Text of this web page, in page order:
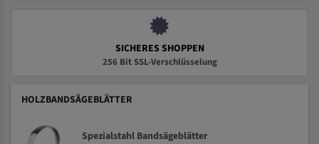
SICHERES SHOPPEN
256 Bit SSL-Verschlüsselung
HOLZBANDSÄGEBLÄTTER
Spezialstahl Bandsägeblätter